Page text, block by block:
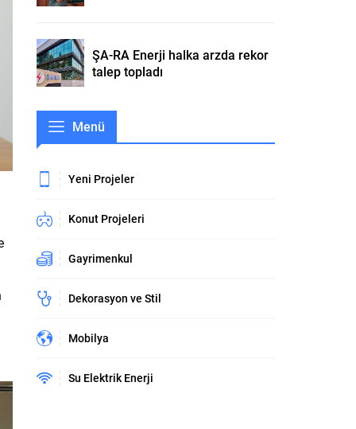
ŞA-RA Enerji halka arzda rekor
talep topladı
Menü
Yeni Projeler
Konut Projeleri
Gayrimenkul
Dekorasyon ve Stil
Mobilya
Su Elektrik Enerji